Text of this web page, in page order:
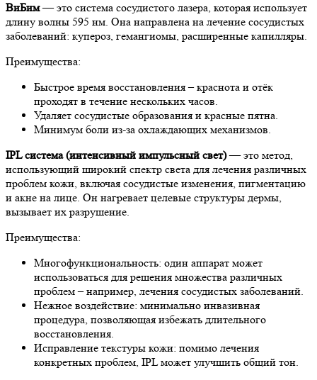
ВиБим— это система сосудистого лазера, которая использует
длину волны 595 нм. Она направлена на лечение сосудистых
заболеваний: купероз, гемангиомы, расширенные капилляры.
Преимущества:
Быстрое время восстановления – краснота и отёк
проходят в течение нескольких часов.
Удаляет сосудистые образования и красные пятна.
Минимум боли из-за охлаждающих механизмов.
IPL система (интенсивный импульсный свет)— это метод,
использующий широкий спектр света для лечения различных
проблем кожи, включая сосудистые изменения, пигментацию
и акне на лице. Он нагревает целевые структуры дермы,
вызывает их разрушение.
Преимущества:
Многофункциональность: один аппарат может
использоваться для решения множества различных
проблем – например, лечения сосудистых заболеваний.
Нежное воздействие: минимально инвазивная
процедура, позволяющая избежать длительного
восстановления.
Исправление текстуры кожи: помимо лечения
конкретных проблем, IPL может улучшить общий тон.